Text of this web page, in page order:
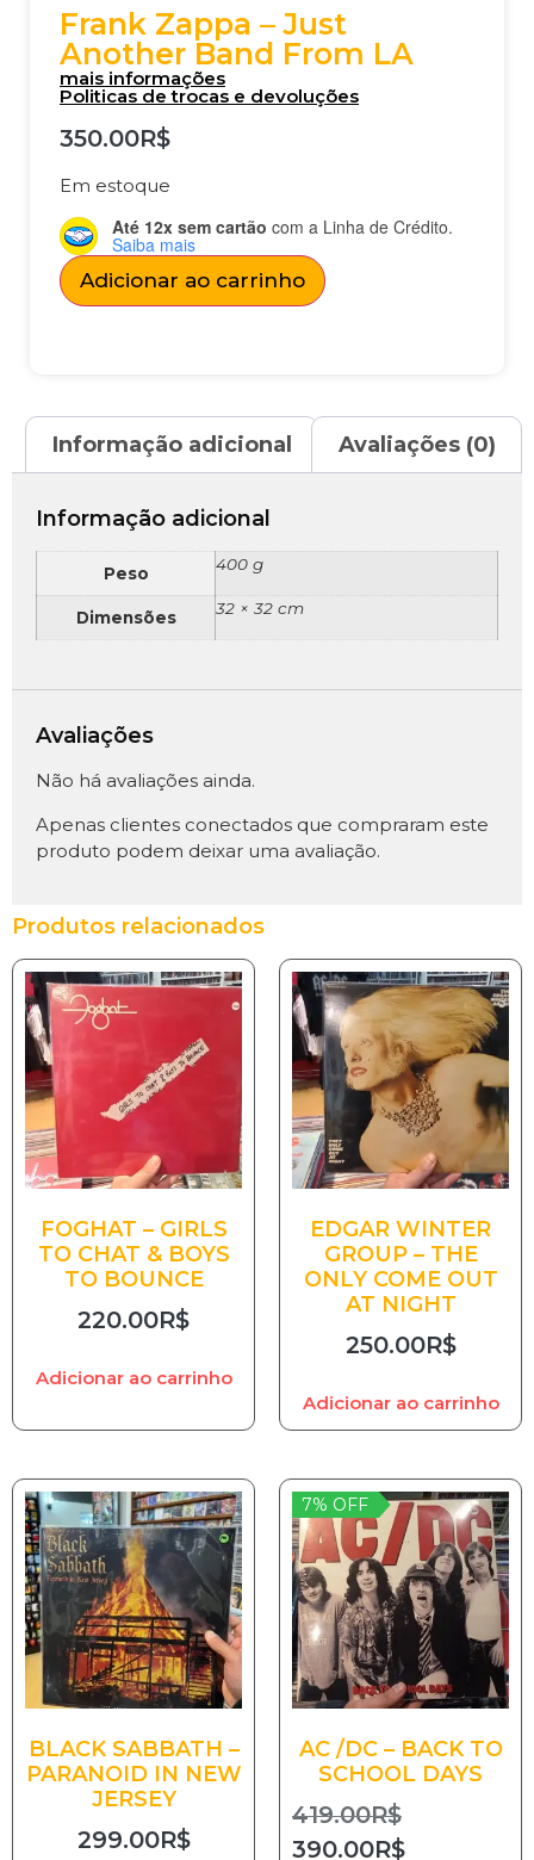
Frank Zappa – Just
Another Band From LA
mais informações
Politicas de trocas e devoluções
350.00R$
Em estoque
Até 12x sem cartão com a Linha de Crédito.
Saiba mais
Adicionar ao carrinho
Informação adicional Avaliações (0)
Informação adicional
Peso 400 g
Dimensões 32 × 32 cm
Avaliações
Não há avaliações ainda.
Apenas clientes conectados que compraram este
produto podem deixar uma avaliação.
Produtos relacionados
FOGHAT – GIRLS
TO CHAT & BOYS
TO BOUNCE
220.00R$
Adicionar ao carrinho
EDGAR WINTER
GROUP – THE
ONLY COME OUT
AT NIGHT
250.00R$
Adicionar ao carrinho
BLACK SABBATH –
PARANOID IN NEW
JERSEY
299.00R$
7% OFF
AC /DC – BACK TO
SCHOOL DAYS
419.00R$
390.00R$